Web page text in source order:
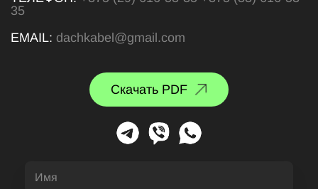
35
EMAIL: dachkabel@gmail.com
Скачать PDF